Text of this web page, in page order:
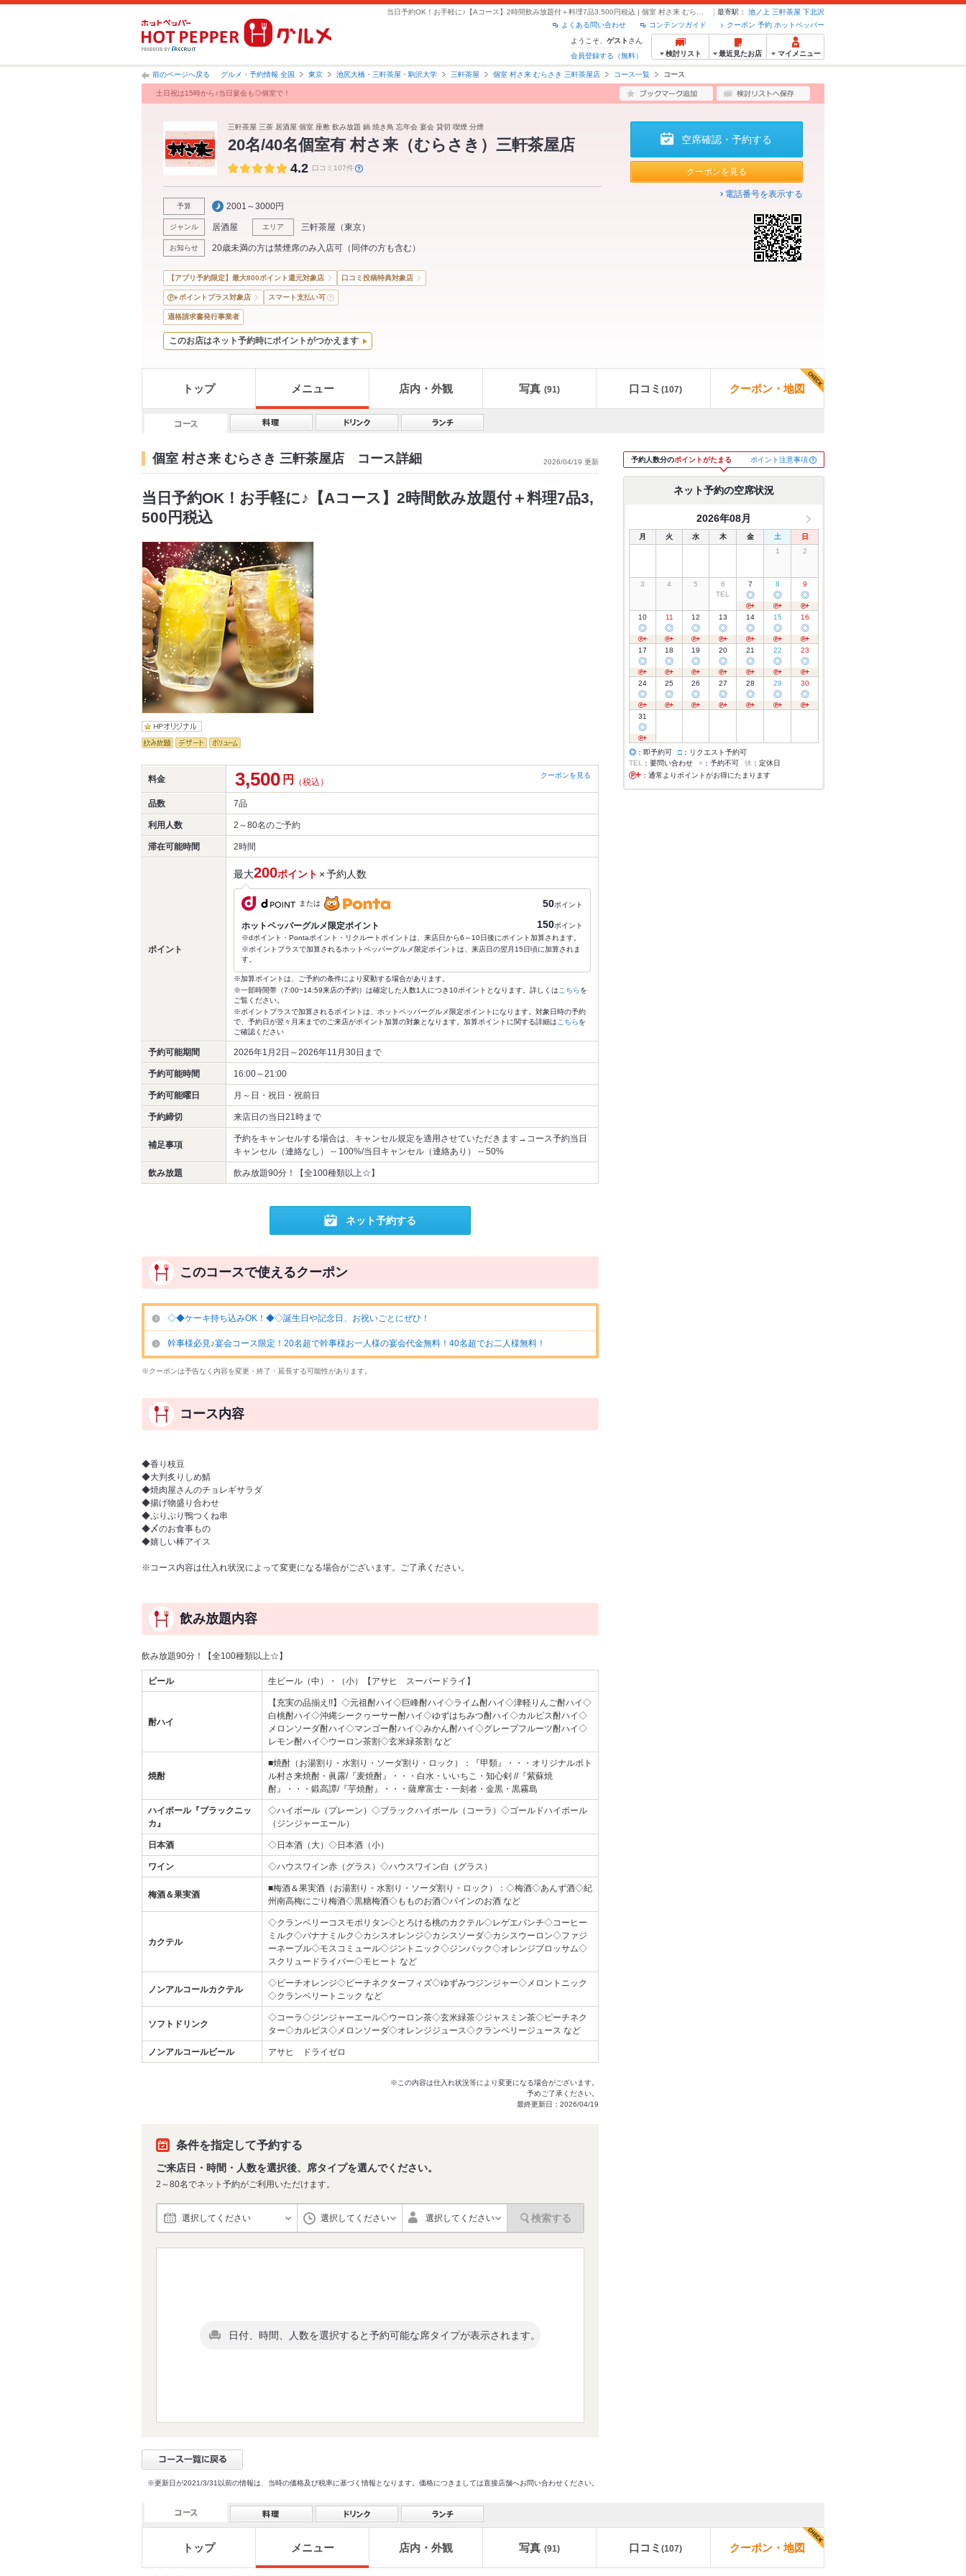
最寄駅： 池ノ上 三軒茶屋 下北沢
クーポン 予約 ホットペッパー
コンテンツガイド
よくある問い合わせ
ようこそ、 ゲスト さん
会員登録する（無料）
検討リスト 最近見たお店 マイメニュー
前のページへ戻る グルメ・予約情報 全国 東京 池尻大橋・三軒茶屋・駒沢大学 三軒茶屋 個室 村さ来 むらさき 三軒茶屋店 コース一覧 コース
土日祝は15時から♪当日宴会も◎個室で！
三軒茶屋 三茶 居酒屋 個室 座敷 飲み放題 鍋 焼き鳥 忘年会 宴会 貸切 喫煙 分煙
20名/40名個室有 村さ来（むらさき）三軒茶屋店
4.2 口コミ107件
予算 2001～3000円
ジャンル 居酒屋 エリア 三軒茶屋 （東京）
お知らせ 20歳未満の方は禁煙席のみ入店可（同伴の方も含む）
空席確認・予約する
クーポンを見る
電話番号を表示する
【アプリ予約限定】最大800ポイント還元対象店 口コミ投稿特典対象店
ポイントプラス対象店 スマート支払い可
適格請求書発行事業者
このお店はネット予約時にポイントがつかえます
トップ メニュー 店内・外観 写真 (91) 口コミ (107) クーポン・地図
個室 村さ来 むらさき 三軒茶屋店 コース詳細 2026/04/19 更新
当日予約OK！お手軽に♪【Aコース】2時間飲み放題付＋料理7品3,
500円税込
料金 3,500 円 （税込）
クーポンを見る
品数 7品
利用人数 2～80名のご予約
滞在可能時間 2時間
ポイント
最大200ポイント ×予約人数
または 50ポイント
ホットペッパーグルメ限定ポイント 150ポイント
※dポイント・Pontaポイント・リクルートポイントは、来店日から6～10日後にポイント加算されます。
※ポイントプラスで加算されるホットペッパーグルメ限定ポイントは、来店日の翌月15日頃に加算されま
す。
※加算ポイントは、ご予約の条件により変動する場合があります。
※一部時間帯（7:00~14:59来店の予約）は確定した人数1人につき10ポイントとなります。詳しくは こちらを
ご覧ください。
※ポイントプラスで加算されるポイントは、ホットペッパーグルメ限定ポイントになります。対象日時の予約
で、予約日が翌々月末までのご来店がポイント加算の対象となります。加算ポイントに関する詳細は こちらを
ご確認ください
予約可能期間 2026年1月2日～2026年11月30日まで
予約可能時間 16:00～21:00
予約可能曜日 月～日・祝日・祝前日
予約締切 来店日の当日21時まで
補足事項
予約をキャンセルする場合は、キャンセル規定を適用させていただきます→コース予約当日
キャンセル（連絡なし） -- 100%/当日キャンセル（連絡あり） -- 50%
飲み放題 飲み放題90分！【全100種類以上☆】
ネット予約する
このコースで使えるクーポン
◇◆ケーキ持ち込みOK！◆◇誕生日や記念日、お祝いごとにぜひ！
幹事様必見♪宴会コース限定！20名超で幹事様お一人様の宴会代金無料！40名超でお二人様無料！
※クーポンは予告なく内容を変更・終了・延長する可能性があります。
コース内容
◆香り枝豆
◆大判炙りしめ鯖
◆焼肉屋さんのチョレギサラダ
◆揚げ物盛り合わせ
◆ぷりぷり鴨つくね串
◆〆のお食事もの
◆嬉しい棒アイス
※コース内容は仕入れ状況によって変更になる場合がございます。ご了承ください。
飲み放題内容
飲み放題90分！【全100種類以上☆】
ビール 生ビール（中）・（小）【アサヒ スーパードライ】
酎ハイ
【充実の品揃え!!】◇元祖酎ハイ◇巨峰酎ハイ◇ライム酎ハイ◇津軽りんご酎ハイ◇
白桃酎ハイ◇沖縄シークヮーサー酎ハイ◇ゆずはちみつ酎ハイ◇カルピス酎ハイ◇
メロンソーダ酎ハイ◇マンゴー酎ハイ◇みかん酎ハイ◇グレープフルーツ酎ハイ◇
レモン酎ハイ◇ウーロン茶割◇玄米緑茶割 など
焼酎
■焼酎（お湯割り・水割り・ソーダ割り・ロック）：『甲類』・・・オリジナルボト
ル村さ来焼酎・眞露/『麦焼酎』・・・白水・いいちこ・知心剣 //『紫蘇焼
酎』・・・鍛高譚/『芋焼酎』・・・薩摩富士・一刻者・金黒・黒霧島
ハイボール『ブラックニッ
カ』
◇ハイボール（プレーン）◇ブラックハイボール（コーラ）◇ゴールドハイボール
（ジンジャーエール）
日本酒 ◇日本酒（大）◇日本酒（小）
ワイン ◇ハウスワイン赤（グラス）◇ハウスワイン白（グラス）
梅酒＆果実酒
■梅酒＆果実酒（お湯割り・水割り・ソーダ割り・ロック）：◇梅酒◇あんず酒◇紀
州南高梅にごり梅酒◇黒糖梅酒◇もものお酒◇パインのお酒 など
カクテル
◇クランベリーコスモポリタン◇とろける桃のカクテル◇レゲエパンチ◇コーヒー
ミルク◇バナナミルク◇カシスオレンジ◇カシスソーダ◇カシスウーロン◇ファジ
ーネーブル◇モスコミュール◇ジントニック◇ジンバック◇オレンジブロッサム◇
スクリュードライバー◇モヒート など
ノンアルコールカクテル
◇ピーチオレンジ◇ピーチネクターフィズ◇ゆずみつジンジャー◇メロントニック
◇クランベリートニック など
ソフトドリンク
◇コーラ◇ジンジャーエール◇ウーロン茶◇玄米緑茶◇ジャスミン茶◇ピーチネク
ター◇カルピス◇メロンソーダ◇オレンジジュース◇クランベリージュース など
ノンアルコールビール アサヒ ドライゼロ
※この内容は仕入れ状況等により変更になる場合がございます。
予めご了承ください。
最終更新日：2026/04/19
条件を指定して予約する
ご来店日・時間・人数を選択後、席タイプを選んでください。
2～80名でネット予約がご利用いただけます。
選択してください 選択してください 選択してください 検索する
日付、時間、人数を選択すると予約可能な席タイプが表示されます。
※更新日が2021/3/31以前の情報は、当時の価格及び税率に基づく情報となります。価格につきましては直接店舗へお問い合わせください。
予約人数分のポイントがたまる ポイント注意事項
ネット予約の空席状況
2026年08月
月 火 水 木 金 土
日
1
2
3 4 5
6
TEL
7
◎
8
◎
9
◎
10
◎
11
◎
12
◎
13
◎
14
◎
15
◎
16
◎
17
◎
18
◎
19
◎
20
◎
21
◎
22
◎
23
◎
24
◎
25
◎
26
◎
27
◎
28
◎
29
◎
30
◎
31
◎
◎ ：即予約可 □ ：リクエスト予約可
TEL
：要問い合わせ × ：予約不可 休 ：定休日
：通常よりポイントがお得にたまります
トップ メニュー 店内・外観 写真 (91) 口コミ (107) クーポン・地図